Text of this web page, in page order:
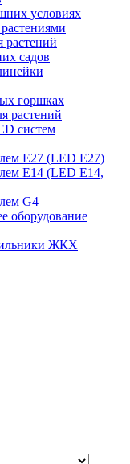
условиях
растений
садов
горшках
растений
систем
Е27 (LED E27)
Е14 (LED E14,
G4
оборудование
ЖКХ